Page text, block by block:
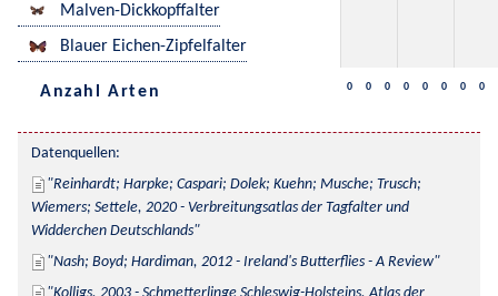
Malven-Dickkopffalter
Blauer Eichen-Zipfelfalter
Anzahl Arten 0 0 0 0 0 0 0 0
Datenquellen:
Reinhardt; Harpke; Caspari; Dolek; Kuehn; Musche; Trusch;
Wiemers; Settele, 2020 - Verbreitungsatlas der Tagfalter und
Widderchen Deutschlands
Nash; Boyd; Hardiman, 2012 - Ireland's Butterflies - A Review